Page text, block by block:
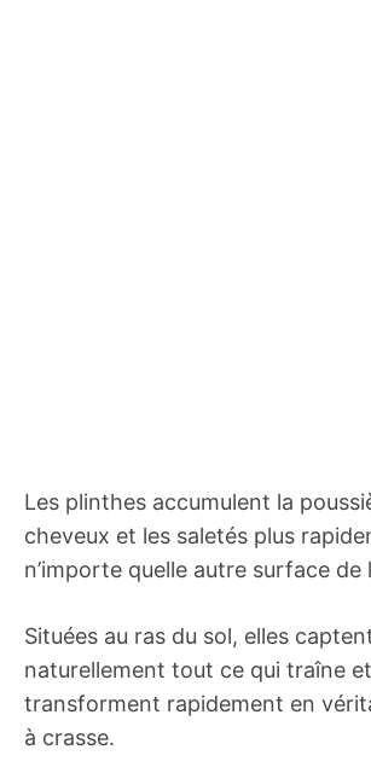
Les plinthes accumulent la
cheveux et les saletés plus
n’importe quelle autre surface de
Situées au ras du sol, elles
naturellement tout ce qui traîne
transforment rapidement en
à crasse.